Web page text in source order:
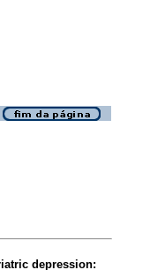
depression: